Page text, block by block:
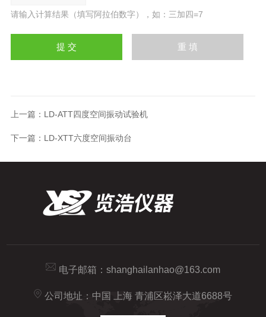
请输入计算结果（填写阿拉伯数字），如：三加四=7
上一篇： LD-ATT四度空间振动试验机
下一篇： LD-XTT六度空间振动台
电子邮箱： shanghailanhao@163.com
公司地址：中国 上海 青浦区崧泽大道6688号